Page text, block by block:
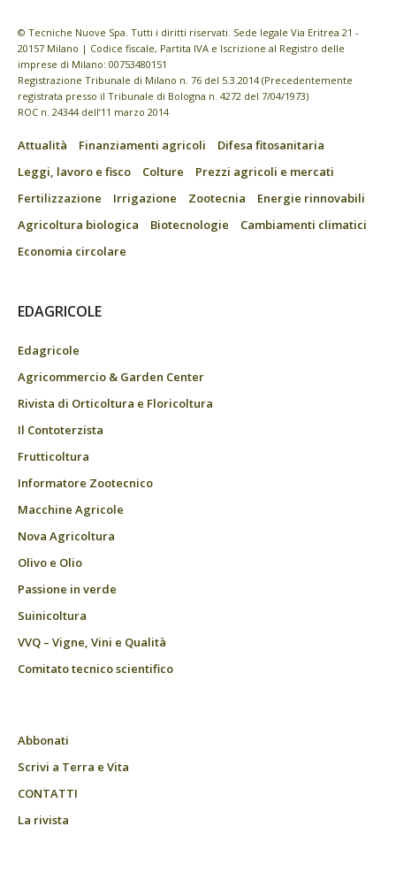
© Tecniche Nuove Spa. Tutti i diritti riservati. Sede legale Via Eritrea 21 -
20157 Milano | Codice fiscale, Partita IVA e Iscrizione al Registro delle
imprese di Milano: 00753480151
Registrazione Tribunale di Milano n. 76 del 5.3.2014 (Precedentemente
registrata presso il Tribunale di Bologna n. 4272 del 7/04/1973)
ROC n. 24344 dell’11 marzo 2014
Attualità Finanziamenti agricoli
Difesa fitosanitaria
Leggi, lavoro e fisco
Colture
Prezzi agricoli e mercati
Fertilizzazione
Irrigazione Zootecnia
Energie rinnovabili
Agricoltura biologica
Biotecnologie
Cambiamenti climatici
Economia circolare
EDAGRICOLE
Edagricole
Agricommercio & Garden Center
Rivista di Orticoltura e Floricoltura
Il Contoterzista
Frutticoltura
Informatore Zootecnico
Macchine Agricole
Nova Agricoltura
Olivo e Olio
Passione in verde
Suinicoltura
VVQ – Vigne, Vini e Qualità
Comitato tecnico scientifico
Abbonati
Scrivi a Terra e Vita
CONTATTI
La rivista